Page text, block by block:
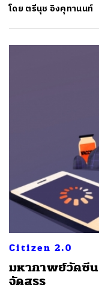
โดย ตรีนุช อิงคุทานนท์
Citizen 2.0
มหากาพย์วัคซีน
จัดสรร